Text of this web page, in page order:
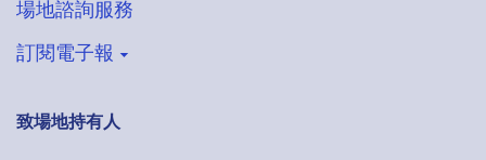
場地諮詢服務
訂閱電子報
登記收取VenueHub電子通訊
致場地持有人